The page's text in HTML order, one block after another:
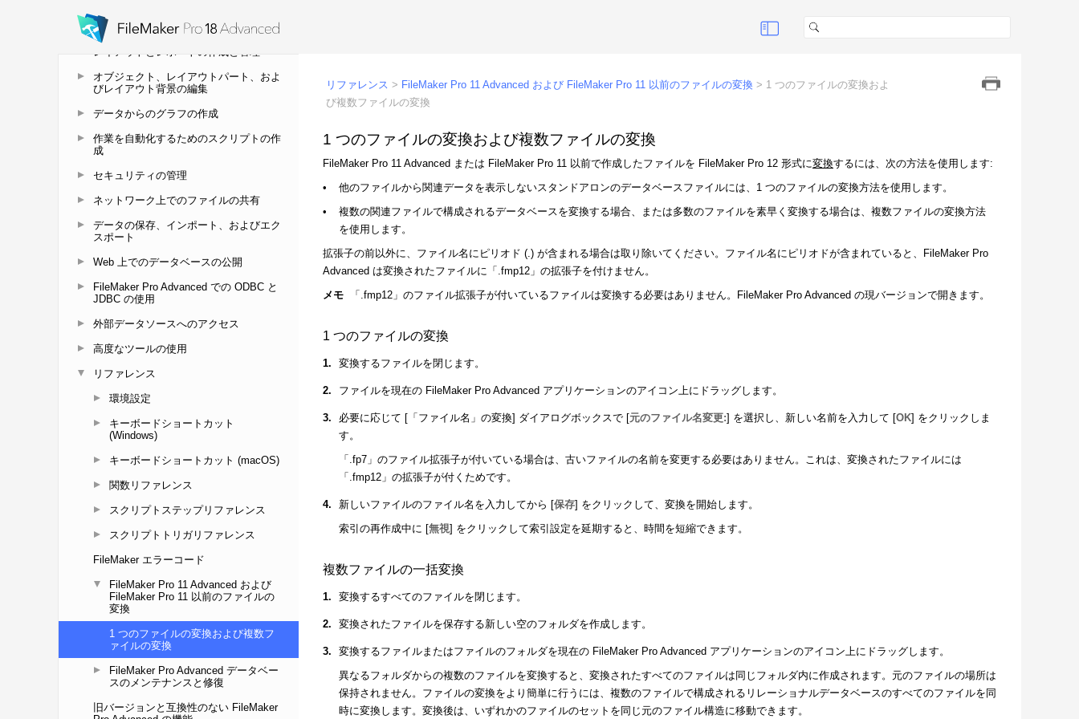
関連テーブルの操作
レイアウトとレポートの作成と管理
オブジェクト、レイアウトパート、およ
びレイアウト背景の編集
データからのグラフの作成
作業を自動化するためのスクリプトの作
成
セキュリティの管理
ネットワーク上でのファイルの共有
データの保存、インポート、およびエク
スポート
Web 上でのデータベースの公開
FileMaker Pro Advanced での ODBC と
JDBC の使用
外部データソースへのアクセス
高度なツールの使用
リファレンス
環境設定
キーボードショートカット
(Windows)
キーボードショートカット (macOS)
関数リファレンス
スクリプトステップリファレンス
スクリプトトリガリファレンス
FileMaker エラーコード
FileMaker Pro 11 Advanced および
FileMaker Pro 11 以前のファイルの
変換
1 つのファイルの変換および複数フ
ァイルの変換
FileMaker Pro Advanced データベー
スのメンテナンスと修復
旧バージョンと互換性のない FileMaker